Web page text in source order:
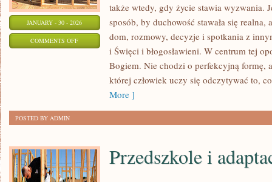
JANUARY - 30 - 2026
COMMENTS OFFON
EWANGELIZACJA
także wtedy, gdy życie stawia wyzwania.
sposób, by duchowość stawała się
dom, rozmowy, decyzje i spotkania z
i Święci i błogosławieni. W centrum tej
Bogiem. Nie chodzi o perfekcyjną formę,
której człowiek uczy się odczytywać to,
More ]
POSTED BY ADMIN
Przedszkole i